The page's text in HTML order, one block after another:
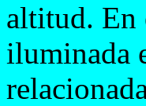
altitud. En
iluminada